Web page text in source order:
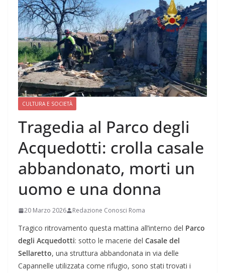
CULTURA E SOCIETÀ
Tragedia al Parco degli
Acquedotti: crolla casale
abbandonato, morti un
uomo e una donna
20 Marzo 2026 Redazione Conosci Roma
Tragico ritrovamento questa mattina all’interno del Parco
degli Acquedotti: sotto le macerie del Casale del
Sellaretto, una struttura abbandonata in via delle
Capannelle utilizzata come rifugio, sono stati trovati i